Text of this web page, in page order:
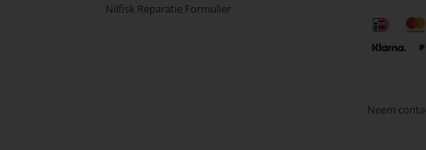
Nilfisk Reparatie Formulier
Neem